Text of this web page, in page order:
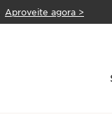
Aproveite agora >